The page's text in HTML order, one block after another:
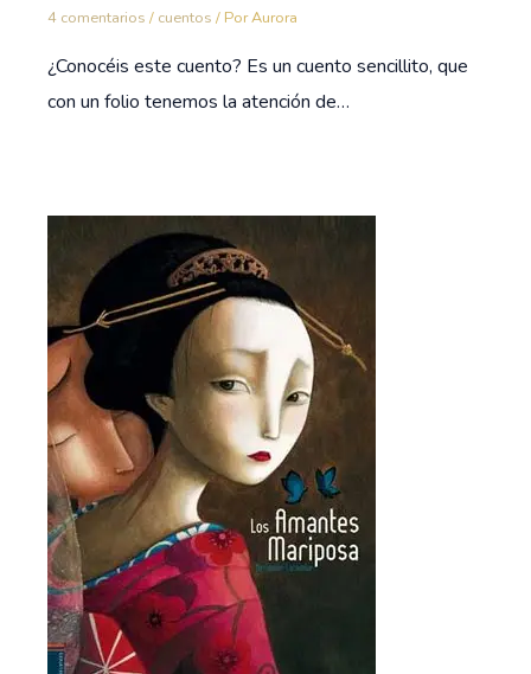
4 comentarios / cuentos / PorAurora
¿Conocéis este cuento? Es un cuento sencillito, que
con un folio tenemos la atención de…